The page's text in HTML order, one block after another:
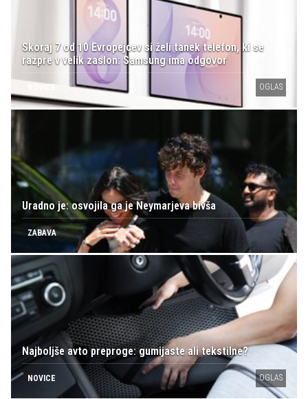
Skoraj 7 od 10 Evropejcev si želi tanek telefon, ki se
razpre v velik zaslon: Samsung ima odgovor
OGLAS
Uradno je: osvojila ga je Neymarjeva bivša
ZABAVA
Najboljše avto preproge: gumijaste ali tekstilne?
NOVICE OGLAS